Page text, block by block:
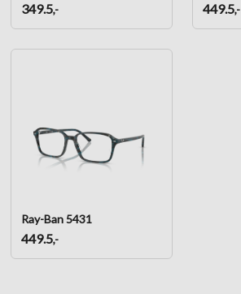
349.5,- 449.5,-
Ray-Ban 5431
449.5,-